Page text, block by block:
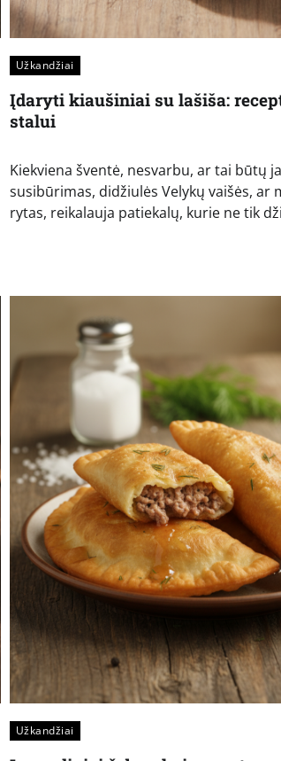
Užkandžiai
Įdaryti kiaušiniai su lašiša:
stalui
Kiekviena šventė, nesvarbu, ar tai būtų
susibūrimas, didžiulės Velykų vaišės, ar
rytas, reikalauja patiekalų, kurie ne tik
Užkandžiai